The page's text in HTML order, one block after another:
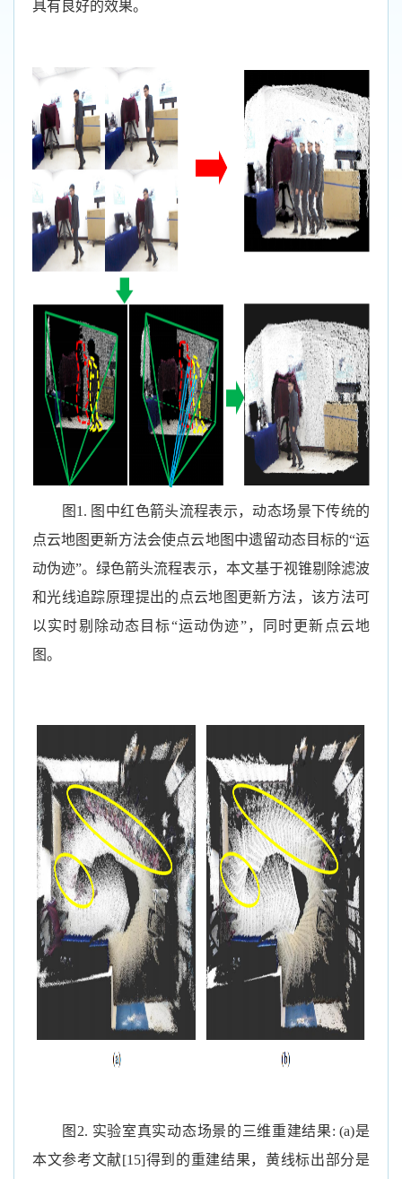
具有良好的效果。
图 1. 图中红色箭头流程表示，动态场景下传统的
点云地图更新方法会使点云地图中遗留动态目标的“运
动伪迹”。绿色箭头流程表示，本文基于视锥剔除滤波
和光线追踪原理提出的点云地图更新方法，该方法可
以实时剔除动态目标“运动伪迹”，同时更新点云地
图。
图 2. 实验室真实动态场景的三维重建结果: (a)是
本文参考文献[15]得到的重建结果，黄线标出部分是